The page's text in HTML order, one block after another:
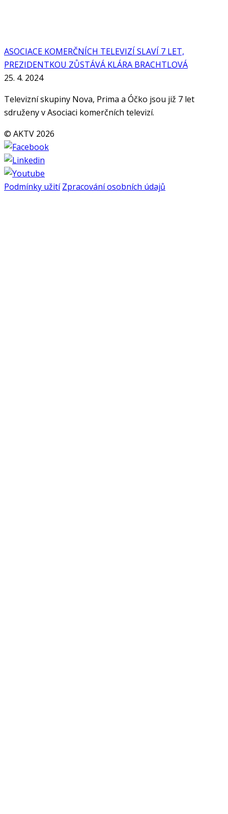
ASOCIACE KOMERČNÍCH TELEVIZÍ SLAVÍ 7 LET,
PREZIDENTKOU ZŮSTÁVÁ KLÁRA BRACHTLOVÁ
25. 4. 2024
Televizní skupiny Nova, Prima a Óčko jsou již 7 let
sdruženy v Asociaci komerčních televizí.
© AKTV 2026
Podmínky užití Zpracování osobních údajů